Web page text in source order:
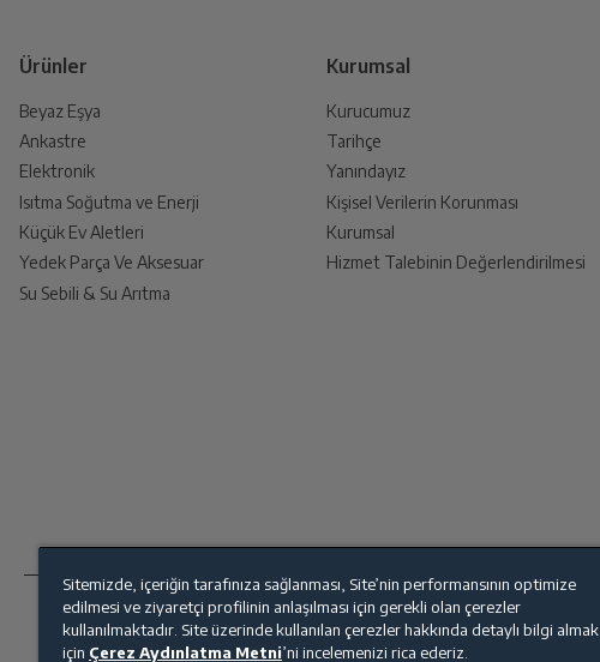
Ürünler
Beyaz Eşya
Ankastre
Elektronik
Isıtma Soğutma ve Enerji
Küçük Ev Aletleri
Yedek Parça Ve Aksesuar
Su Sebili & Su Arıtma
Kurumsal
Kurucumuz
Tarihçe
Yanındayız
Kişisel Verilerin Korunması
Kurumsal
Hizmet Talebinin Değerlendirilmesi
Sitemizde, içeriğin tarafınıza sağlanması, Site’nin performansının optimize
edilmesi ve ziyaretçi profilinin anlaşılması için gerekli olan çerezler
kullanılmaktadır. Site üzerinde kullanılan çerezler hakkında detaylı bilgi almak
için Çerez Aydınlatma Metni’ni incelemenizi rica ederiz.